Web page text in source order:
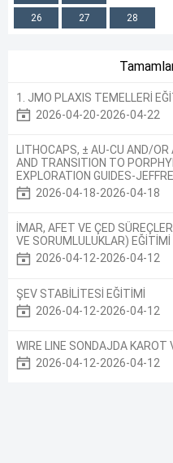
26 27 28
1. JMO PLAXIS TEMELLERİ
2026-04-20-2026-04-22
LITHOCAPS, ± AU-CU AND/
AND TRANSITION TO
EXPLORATION GUIDES-
2026-04-18-2026-04-18
İMAR, AFET VE ÇED
VE SORUMLULUKLAR) EĞİTİMİ
2026-04-12-2026-04-12
ŞEV STABİLİTESİ EĞİTİMİ
2026-04-12-2026-04-12
WIRE LINE SONDAJDA KAROT
2026-04-12-2026-04-12